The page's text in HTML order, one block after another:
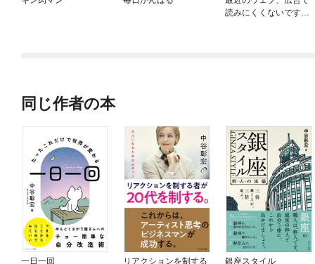
読みにくくないです
同じ作者の本
一日一回
リアクションを制する
銀座スタイル